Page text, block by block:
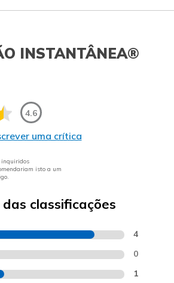
INSTANTÂNEA®
4.6
uma crítica
inquiridos
isto a um
classificações
4
0
1